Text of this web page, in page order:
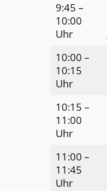
9:45 –
10:00
Uhr
10:00 –
10:15
Uhr
10:15 –
11:00
Uhr
11:00 –
11:45
Uhr